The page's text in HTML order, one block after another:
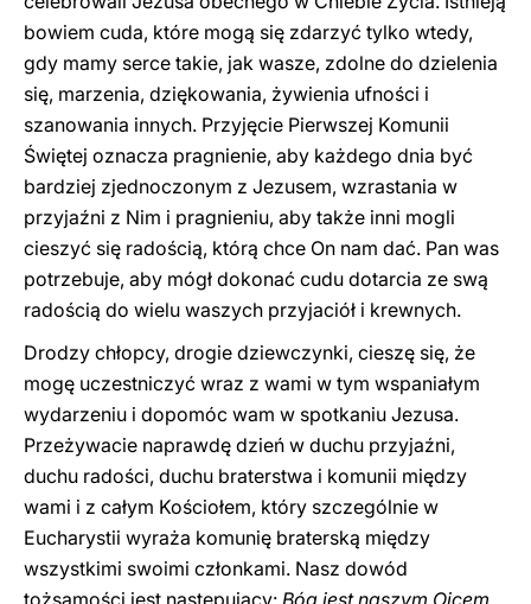
bowiem cuda, które mogą się zdarzyć tylko wtedy,
gdy mamy serce takie, jak wasze, zdolne do dzielenia
się, marzenia, dziękowania, żywienia ufności i
szanowania innych. Przyjęcie Pierwszej Komunii
Świętej oznacza pragnienie, aby każdego dnia być
bardziej zjednoczonym z Jezusem, wzrastania w
przyjaźni z Nim i pragnieniu, aby także inni mogli
cieszyć się radością, którą chce On nam dać. Pan was
potrzebuje, aby mógł dokonać cudu dotarcia ze swą
radością do wielu waszych przyjaciół i krewnych.
Drodzy chłopcy, drogie dziewczynki, cieszę się, że
mogę uczestniczyć wraz z wami w tym wspaniałym
wydarzeniu i dopomóc wam w spotkaniu Jezusa.
Przeżywacie naprawdę dzień w duchu przyjaźni,
duchu radości, duchu braterstwa i komunii między
wami i z całym Kościołem, który szczególnie w
Eucharystii wyraża komunię braterską między
wszystkimi swoimi członkami. Nasz dowód
tożsamości jest następujący: Bóg jest naszym Ojcem,